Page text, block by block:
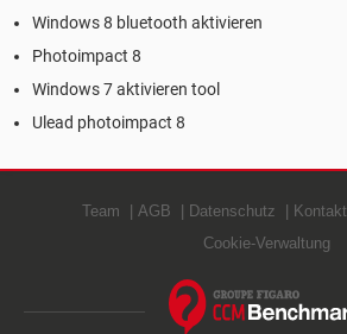
Windows 8 bluetooth aktivieren
Photoimpact 8
Windows 7 aktivieren tool
Ulead photoimpact 8
Team AGB Datenschutz Kontakt
Cookie-Verwaltung